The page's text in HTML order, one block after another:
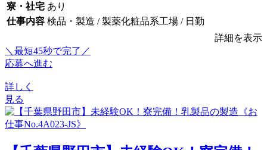
寮・社宅 あり
仕事内容 検品・製造 / 製薬化粧品系工場 / 日勤
詳細を表示
＼最短45秒で完了／
応募へ進む
詳しく
見る